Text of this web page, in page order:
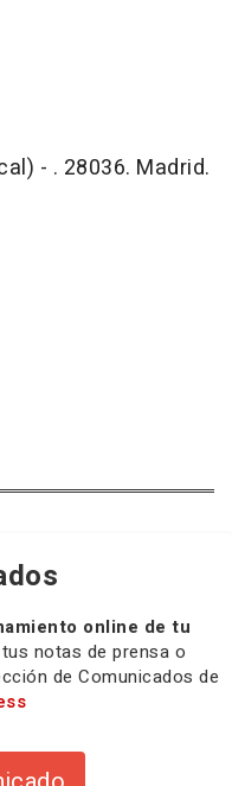
- . 28036. Madrid.
online de tu
notas de prensa o
de Comunicados de